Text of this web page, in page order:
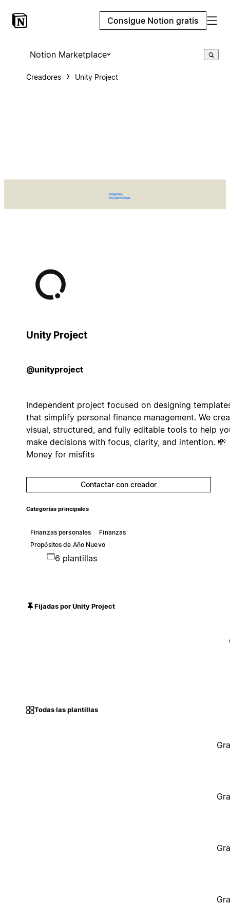
Consigue Notion gratis
Notion Marketplace
Creadores Unity Project
Unity Project
@unityproject
Independent project focused on designing
that simplify personal finance management. We
visual, structured, and fully editable tools to help
make decisions with focus, clarity, and intention. 💸
Money for misfits
Contactar con creador
Categorías principales
Finanzas personales
Finanzas
Propósitos de Año Nuevo
6 plantillas
Fijadas por Unity Project
Todas las plantillas